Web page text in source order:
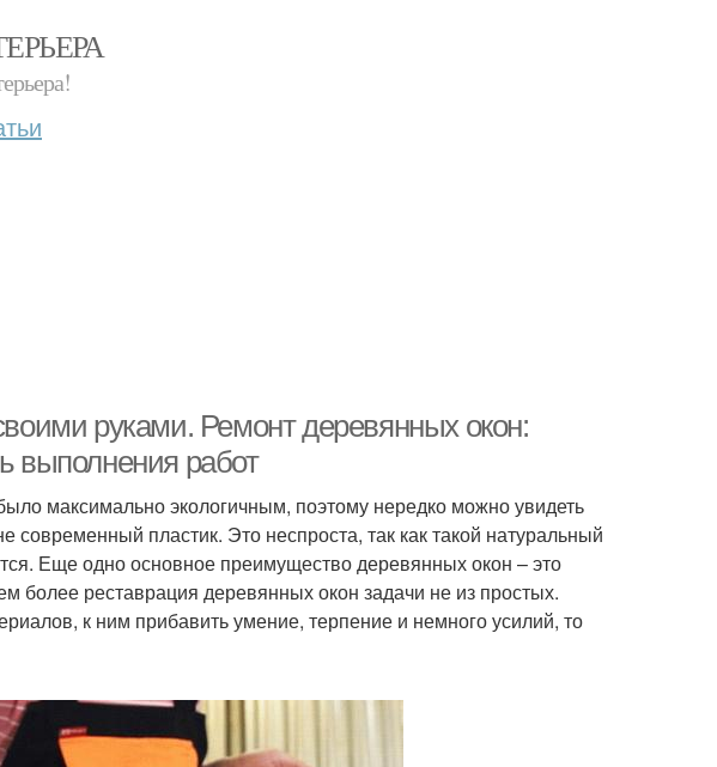
руками. Ремонт деревянных окон:
выполнения работ
максимально экологичным, поэтому нередко можно увидеть
пластик. Это неспроста, так как такой натуральный
Еще одно основное преимущество деревянных окон – это
более реставрация деревянных окон задачи не из простых.
к ним прибавить умение, терпение и немного усилий, то